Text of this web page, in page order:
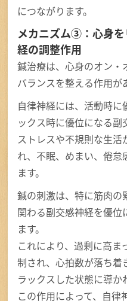
につながります。
メカニズム③：心身
経の調整作用
鍼治療は、心身のオン・
バランスを整える作用が
自律神経には、活動時に
ックス時に優位になる副
ストレスや不規則な生
れ、不眠、めまい、倦
ます。
鍼の刺激は、特に筋肉の
関わる副交感神経を優位
ます。
これにより、過剰に高ま
制され、心拍数が落ち着
ラックスした状態に導か
この作用によって、自律